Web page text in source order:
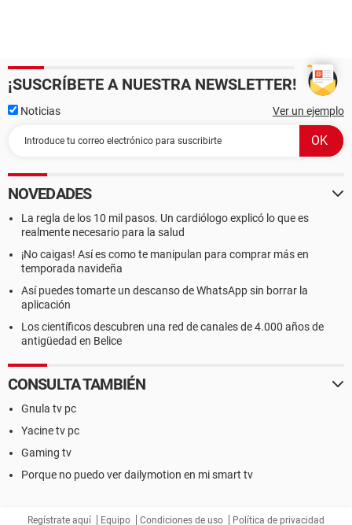
¡SUSCRÍBETE A NUESTRA NEWSLETTER!
Noticias Ver un ejemplo
NOVEDADES
La regla de los 10 mil pasos. Un cardiólogo explicó lo que es
realmente necesario para la salud
¡No caigas! Así es como te manipulan para comprar más en
temporada navideña
Así puedes tomarte un descanso de WhatsApp sin borrar la
aplicación
Los científicos descubren una red de canales de 4.000 años de
antigüedad en Belice
CONSULTA TAMBIÉN
Gnula tv pc
Yacine tv pc
Gaming tv
Porque no puedo ver dailymotion en mi smart tv
Regístrate aquí Equipo Condiciones de uso Política de privacidad